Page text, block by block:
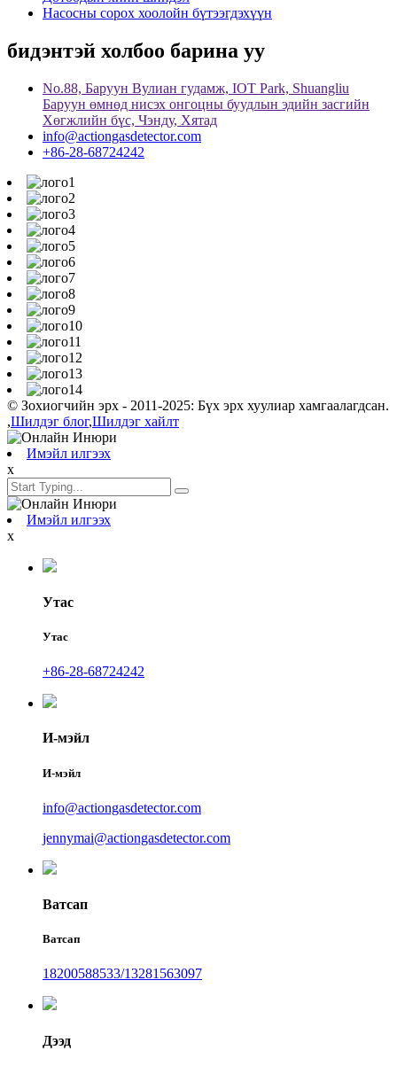
Насосны сорох хоолойн бүтээгдэхүүн
бидэнтэй холбоо барина уу
No.88, Баруун Вулиан гудамж, IOT Park, Shuangliu
Баруун өмнөд нисэх онгоцны буудлын эдийн засгийн
Хөгжлийн бүс, Чэнду, Хятад
info@actiongasdetector.com
+86-28-68724242
© Зохиогчийн эрх - 2011-2025: Бүх эрх хуулиар хамгаалагдсан.
,Шилдэг блог,Шилдэг хайлт
Имэйл илгээх
x
Имэйл илгээх
x
Утас
Утас
+86-28-68724242
И-мэйл
И-мэйл
info@actiongasdetector.com
jennymai@actiongasdetector.com
Ватсап
Ватсап
18200588533/13281563097
Дээд